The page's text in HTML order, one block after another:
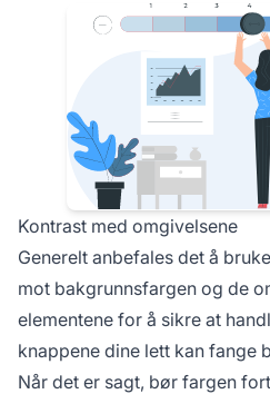
Kontrast med omgivelsene
Generelt anbefales det å
mot bakgrunnsfargen og de
elementene for å sikre at
knappene dine lett kan fange
Når det er sagt, bør fargen